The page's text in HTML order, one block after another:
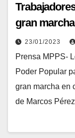
gran
23/01/2023
Prensa MPPS-
Poder Popular
gran marcha en
de Marcos